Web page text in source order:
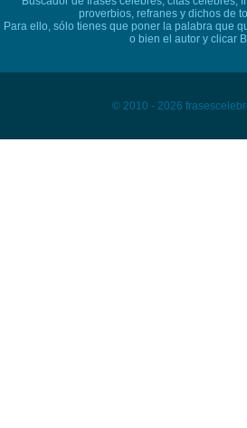
proverbios, refranes y dichos de
Para ello, sólo tienes que poner la palabra que
o bien el autor y clicar
© 2010 - 2026